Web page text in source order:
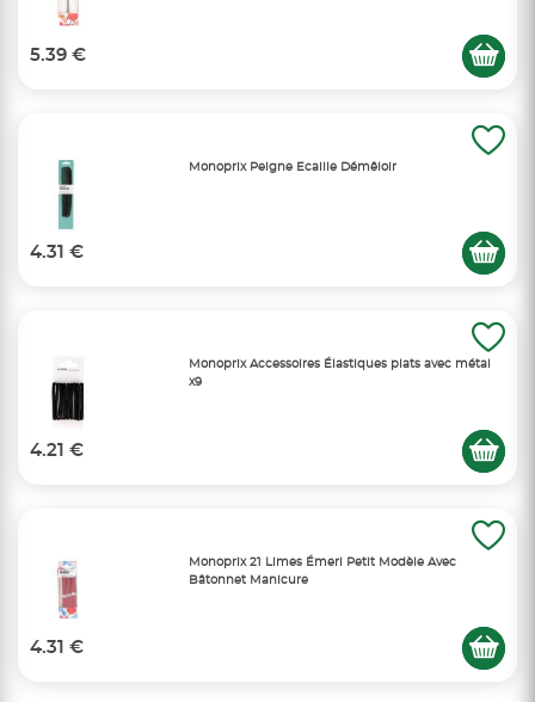
5.39 €
Monoprix Peigne Ecaille Démêloir
4.31 €
Monoprix Accessoires Élastiques plats avec métal
x9
4.21 €
Monoprix 21 Limes Émeri Petit Modèle Avec
Bâtonnet Manicure
4.31 €